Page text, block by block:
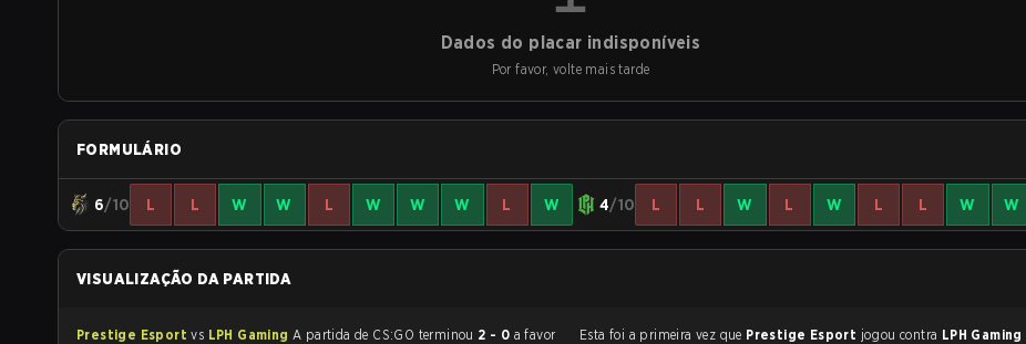
Dados do placar indisponíveis
Por favor, volte mais tarde
FORMULÁRIO
6/10 L L W W L W W W L W 4/10 L L W L W L L W W
VISUALIZAÇÃO DA PARTIDA
Prestige Esportvs LPH Gaming A partida de CS:GO terminou 2 - 0 Esta foi a primeira vez que Prestige Esport jogou contra LPH Gaming